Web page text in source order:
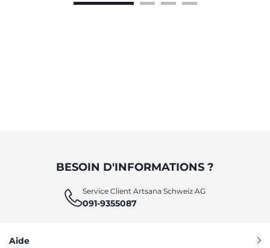
BESOIN D'INFORMATIONS ?
Service Client Artsana Schweiz AG
091-9355087
Aide